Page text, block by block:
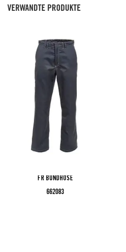
VERWANDTE PRODUKTE
FR BUNDHOSE
662083